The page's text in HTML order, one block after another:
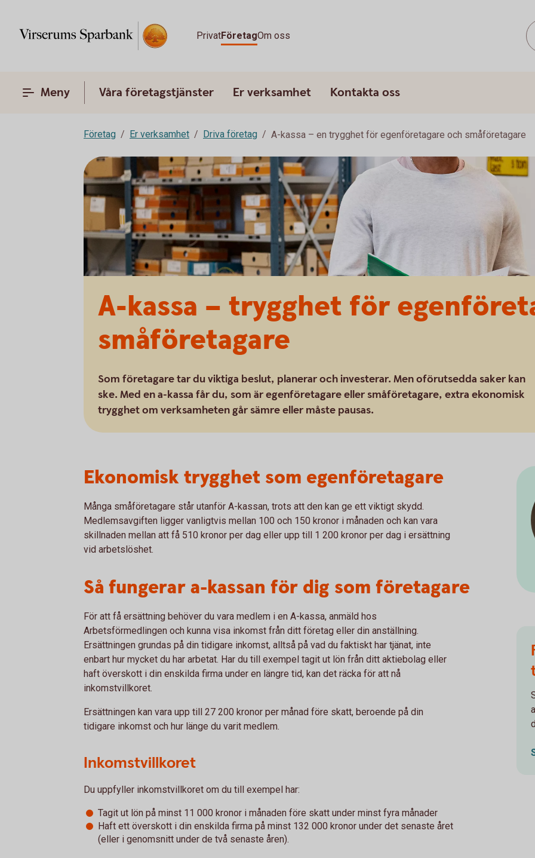
PrivatFöretagOm oss
Meny Våra företagstjänster Er verksamhet Kontakta oss
Företag Er verksamhet Driva företag A-kassa – en trygghet för egenföretagare och småföretagare
A-kassa – trygghet för
småföretagare
Som företagare tar du viktiga beslut, planerar och investerar. Men oförutsedda saker kan
ske. Med en a-kassa får du, som är egenföretagare eller småföretagare, extra ekonomisk
trygghet om verksamheten går sämre eller måste pausas.
Ekonomisk trygghet som egenföretagare
Många småföretagare står utanför A-kassan, trots att den kan ge ett viktigt skydd.
Medlemsavgiften ligger vanligtvis mellan 100 och 150 kronor i månaden och kan vara
skillnaden mellan att få 510 kronor per dag eller upp till 1 200 kronor per dag i ersättning
vid arbetslöshet.
Så fungerar a-kassan för dig som företagare
För att få ersättning behöver du vara medlem i en A-kassa, anmäld hos
Arbetsförmedlingen och kunna visa inkomst från ditt företag eller din anställning.
Ersättningen grundas på din tidigare inkomst, alltså på vad du faktiskt har tjänat, inte
enbart hur mycket du har arbetat. Har du till exempel tagit ut lön från ditt aktiebolag eller
haft överskott i din enskilda firma under en längre tid, kan det räcka för att nå
inkomstvillkoret.
Ersättningen kan vara upp till 27 200 kronor per månad före skatt, beroende på din
tidigare inkomst och hur länge du varit medlem.
Inkomstvillkoret
Du uppfyller inkomstvillkoret om du till exempel har:
Tagit ut lön på minst 11 000 kronor i månaden före skatt under minst fyra månader
Haft ett överskott i din enskilda firma på minst 132 000 kronor under det senaste året
(eller i genomsnitt under de två senaste åren).